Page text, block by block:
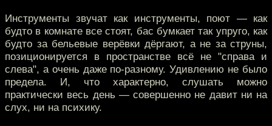
Инструменты звучат как инструменты, поют — как
будто в комнате все стоят, бас бумкает так упруго, как
будто за бельевые верёвки дёргают, а не за струны,
позиционируется в пространстве всё не "справа и
слева", а очень даже по-разному. Удивлению не было
предела. И, что характерно, слушать можно
практически весь день — совершенно не давит ни на
слух, ни на психику.